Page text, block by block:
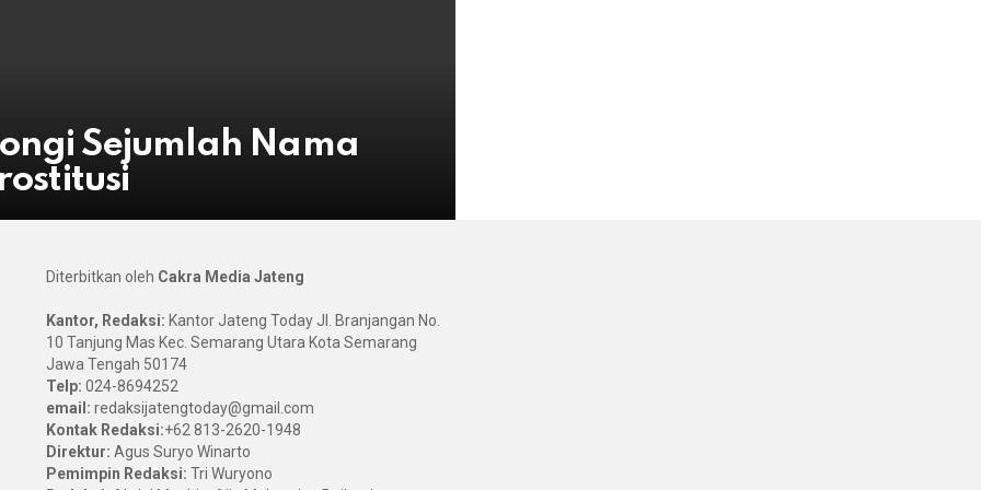
Sejumlah Nama
Diterbitkan oleh Cakra Media Jateng
Kantor, Redaksi: Kantor Jateng Today Jl. Branjangan No.
10 Tanjung Mas Kec. Semarang Utara Kota Semarang
Jawa Tengah 50174
Telp: 024-8694252
email: redaksijatengtoday@gmail.com
Kontak Redaksi:+62 813-2620-1948
Direktur: Agus Suryo Winarto
Pemimpin Redaksi: Tri Wuryono